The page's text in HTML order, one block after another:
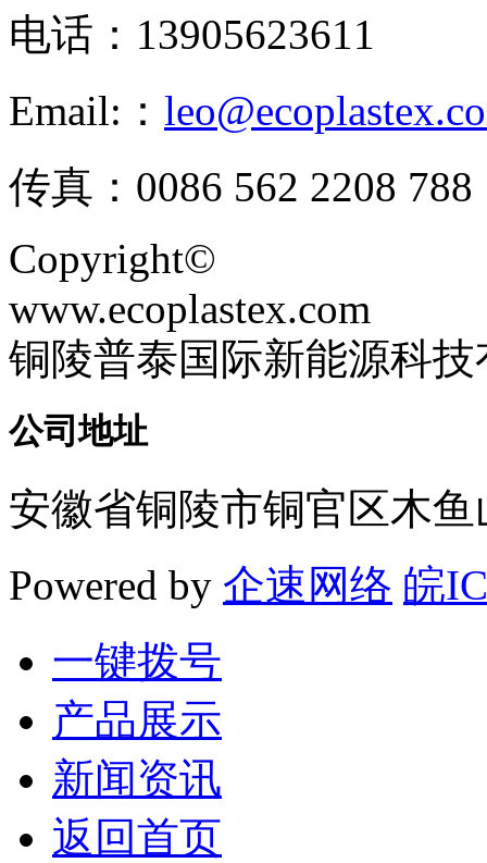
电话：13905623611
Email:：
传真：0086 562 2208 788
Copyright©
www.ecoplastex.com
铜陵普泰国际新能源科
公司地址
安徽省铜陵市铜官区木鱼
Powered by 企速网络 皖
一键拨号
产品展示
新闻资讯
返回首页